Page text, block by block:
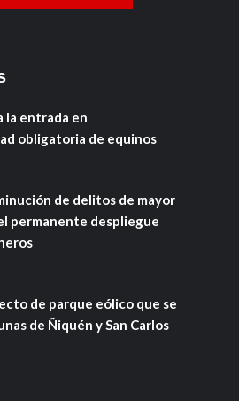
la entrada en
obligatoria de equinos
de delitos de mayor
permanente despliegue
de parque eólico que se
de Ñiquén y San Carlos